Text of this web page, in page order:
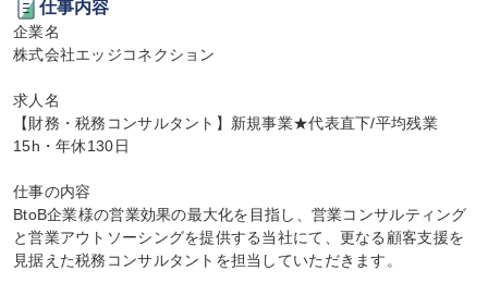
仕事内容
企業名
株式会社エッジコネクション
求人名
【財務・税務コンサルタント】新規事業★代表直下/平均残業
15h・年休130日
仕事の内容
BtoB企業様の営業効果の最大化を目指し、営業コンサルティング
と営業アウトソーシングを提供する当社にて、更なる顧客支援を
見据えた税務コンサルタントを担当していただきます。